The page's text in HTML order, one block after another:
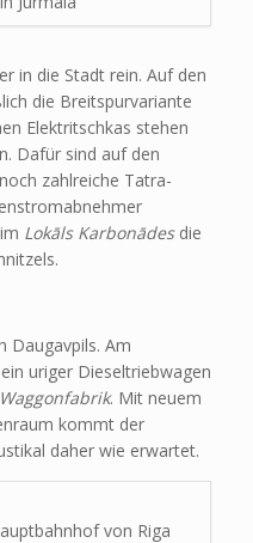
in die Stadt rein. Auf den
die Breitspurvariante
Elektritschkas stehen
Dafür sind auf den
zahlreiche Tatra-
Lokāls Karbonādesdie
Daugavpils. Am
uriger Dieseltriebwagen
. Mit neuem
kommt der
daher wie erwartet.
von Riga